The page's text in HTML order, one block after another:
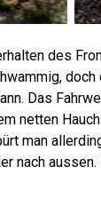
des
Das
netten
man
nach